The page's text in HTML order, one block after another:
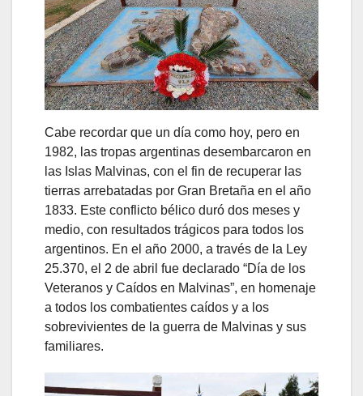
Cabe recordar que un día como hoy, pero en
1982, las tropas argentinas desembarcaron en
las Islas Malvinas, con el fin de recuperar las
tierras arrebatadas por Gran Bretaña en el año
1833. Este conflicto bélico duró dos meses y
medio, con resultados trágicos para todos los
argentinos. En el año 2000, a través de la Ley
25.370, el 2 de abril fue declarado “Día de los
Veteranos y Caídos en Malvinas”, en homenaje
a todos los combatientes caídos y a los
sobrevivientes de la guerra de Malvinas y sus
familiares.